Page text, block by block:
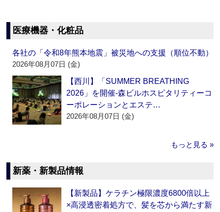
医療機器・化粧品
各社の「令和8年熊本地震」被災地への支援（順位不動）
2026年08月07日 (金)
【西川】「SUMMER BREATHING
2026」を開催‐森ビルホスピタリティーコ
ーポレーションとエステ…
2026年08月07日 (金)
もっと見る »
新薬・新製品情報
【新製品】ケラチン極限濃度6800倍以上
×高浸透密着処方で、髪を芯から満たす新